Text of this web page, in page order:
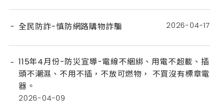
於臺北市，年滿18歲，並具原住民身分，且有創業意
設籍本市，並具原住民身分者。...
全民防詐-慎防網路購物詐騙 2026-04-17
115年4月份-防災宣導-電線不綑綁、用電不超載、插
頭不潮濕、不用不插，不放可燃物， 不買沒有標章電
器。
2026-04-09